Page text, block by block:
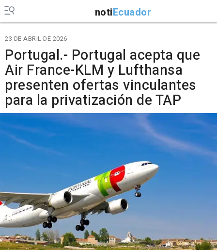
notiEcuador
23 DE ABRIL DE 2026
Portugal.- Portugal acepta que
Air France-KLM y Lufthansa
presenten ofertas vinculantes
para la privatización de TAP